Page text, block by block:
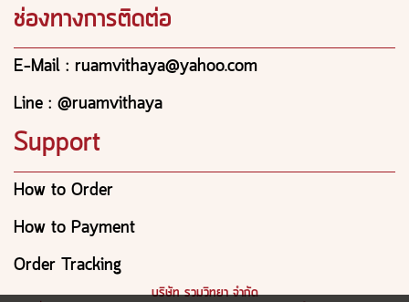
ช่องทางการติดต่อ
E-Mail : ruamvithaya@yahoo.com
Line : @ruamvithaya
Support
How to Order
How to Payment
Order Tracking
บริษัท รวมวิทยา จำกัด